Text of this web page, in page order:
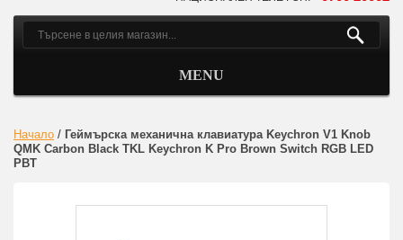
MENU
Начало / Геймърска механична клавиатура Keychron V1 Knob
QMK Carbon Black TKL Keychron K Pro Brown Switch RGB LED
PBT